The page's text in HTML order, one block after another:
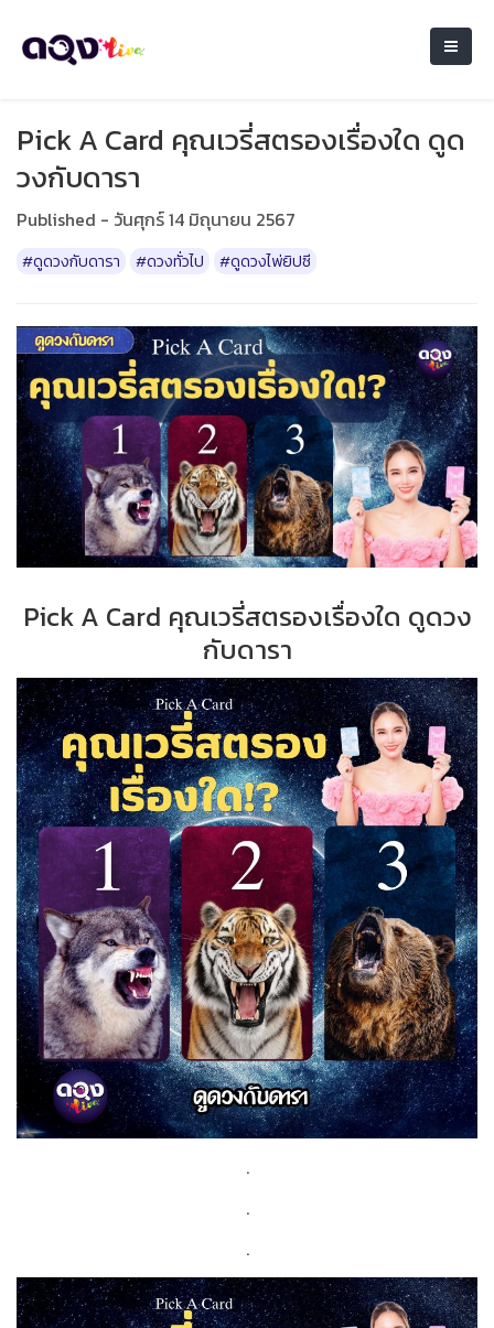
Pick A Card คุณเวรี่สตรองเรื่องใด ดูด
วงกับดารา
Published - วันศุกร์ 14 มิถุนายน 2567
#ดูดวงกับดารา #ดวงทั่วไป #ดูดวงไพ่ยิปซี
Pick A Card คุณเวรี่สตรองเรื่องใด ดูดวง
กับดารา
.
.
.